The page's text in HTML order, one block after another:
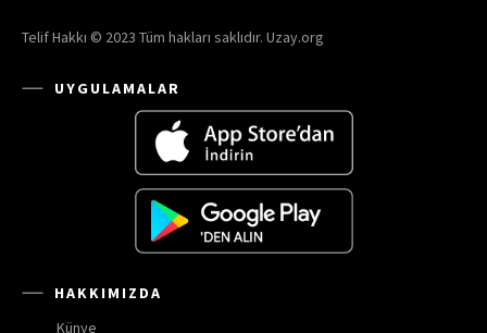
Telif Hakkı © 2023 Tüm hakları saklıdır. Uzay.org
UYGULAMALAR
HAKKIMIZDA
Künye